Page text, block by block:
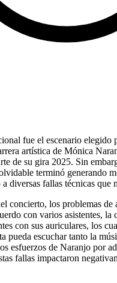
fue el escenario elegido
artística de Mónica
de su gira 2025. Sin
terminó generando
a diversas fallas técnicas que
concierto, los problemas de
con varios asistentes, la
con sus auriculares, los
pueda escuchar tanto la
esfuerzos de Naranjo por
fallas impactaron